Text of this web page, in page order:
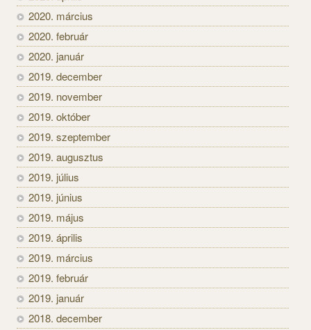
2020. március
2020. február
2020. január
2019. december
2019. november
2019. október
2019. szeptember
2019. augusztus
2019. július
2019. június
2019. május
2019. április
2019. március
2019. február
2019. január
2018. december